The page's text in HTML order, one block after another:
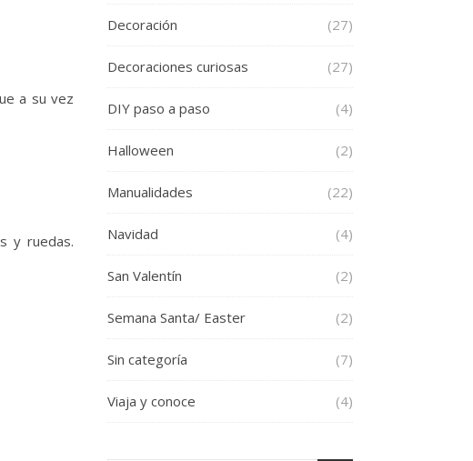
a su vez
y ruedas.
Decoración (27)
Decoraciones curiosas (27)
DIY paso a paso (4)
Halloween (2)
Manualidades (22)
Navidad (4)
San Valentín (2)
Semana Santa/ Easter (2)
Sin categoría (7)
Viaja y conoce (4)